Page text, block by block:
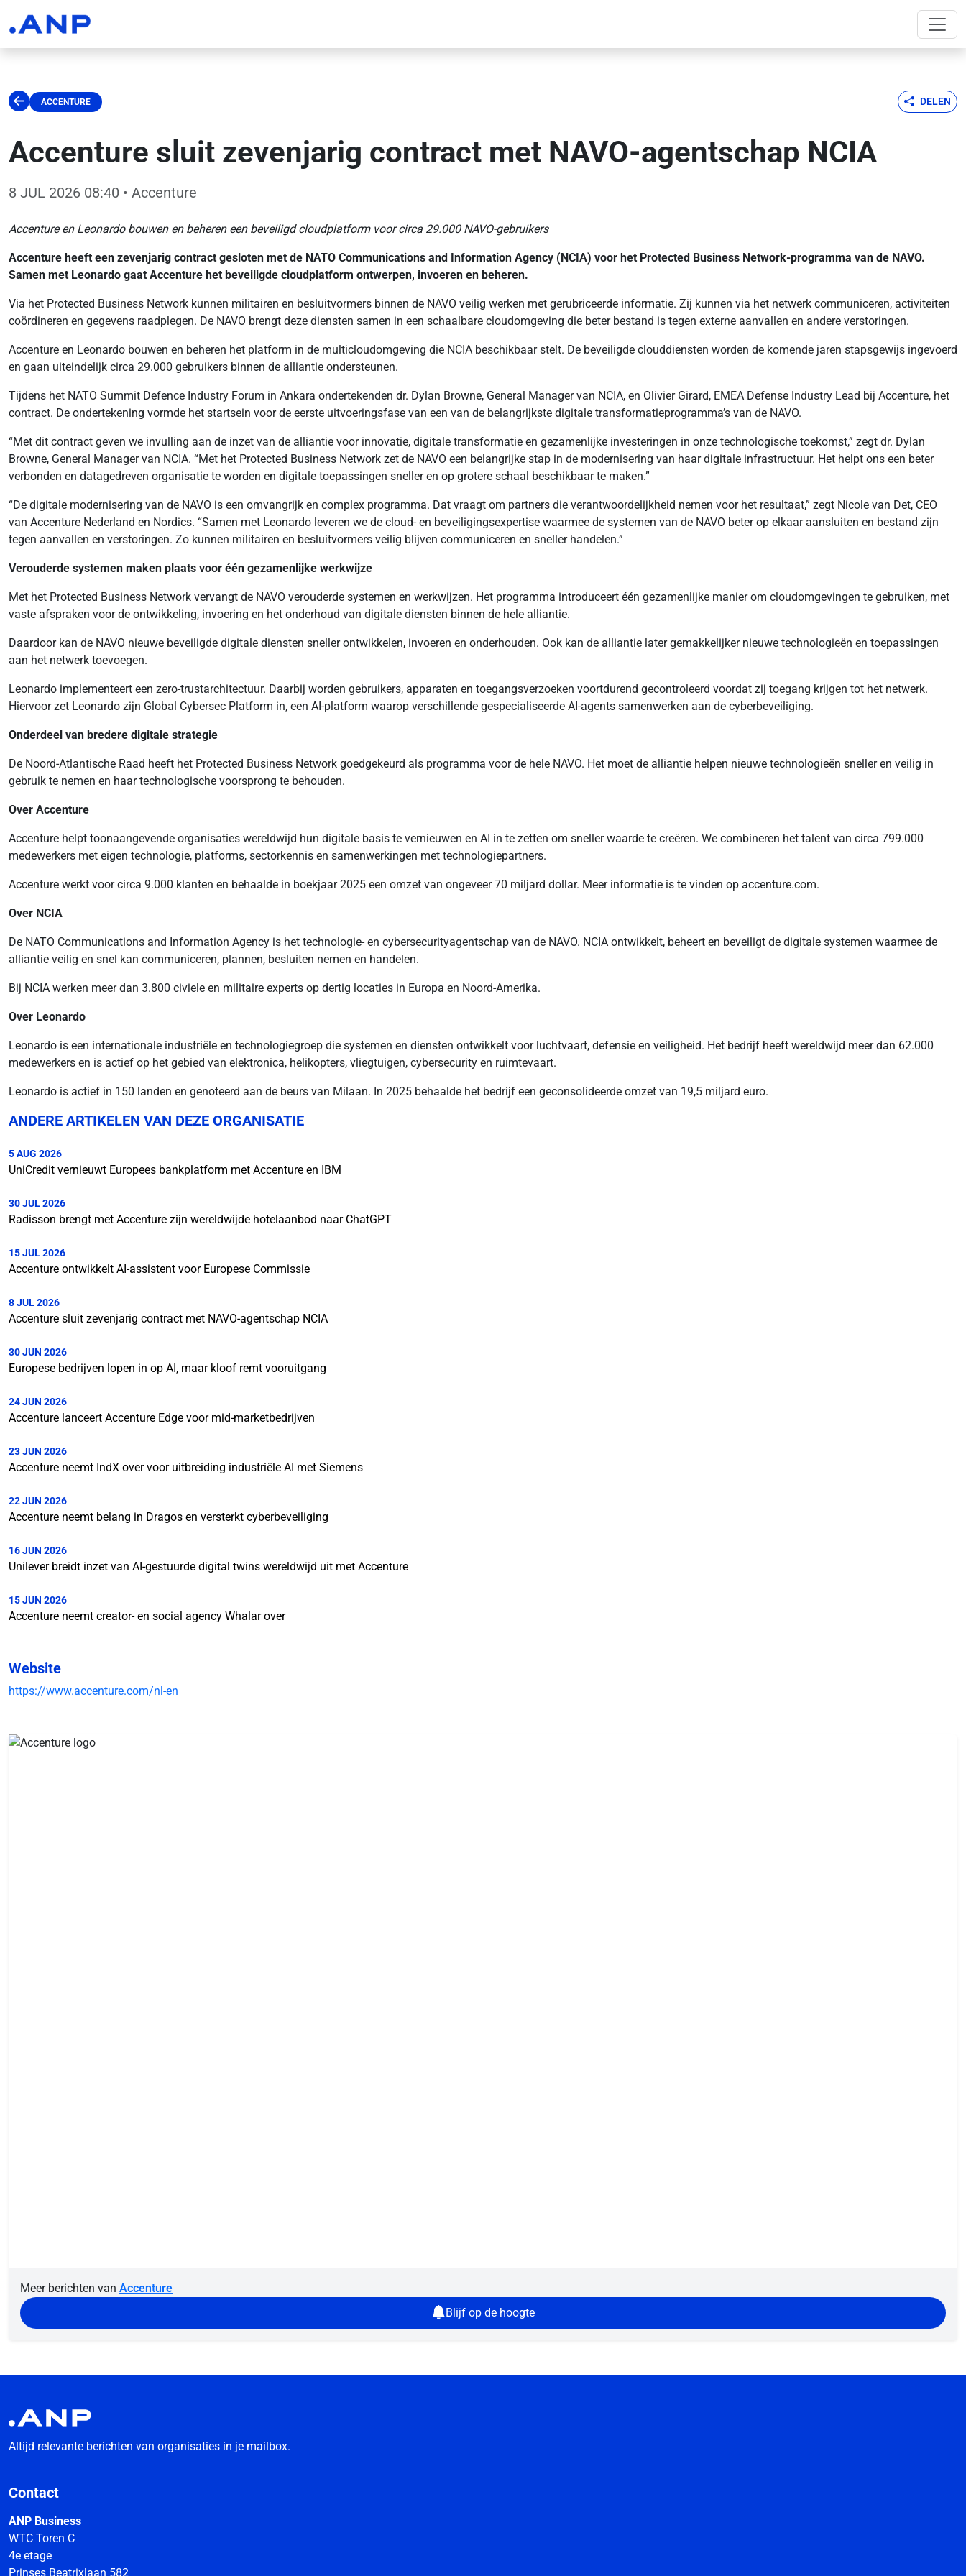
ACCENTURE DELEN
Accenture sluit zevenjarig contract met NAVO-agentschap NCIA
8 JUL 2026 08:40 • Accenture
Accenture en Leonardo bouwen en beheren een beveiligd cloudplatform voor circa 29.000 NAVO-gebruikers
Accenture heeft een zevenjarig contract gesloten met de NATO Communications and Information Agency (NCIA) voor het Protected Business Network-programma van de NAVO.
Samen met Leonardo gaat Accenture het beveiligde cloudplatform ontwerpen, invoeren en beheren.
Via het Protected Business Network kunnen militairen en besluitvormers binnen de NAVO veilig werken met gerubriceerde informatie. Zij kunnen via het netwerk communiceren, activiteiten
coördineren en gegevens raadplegen. De NAVO brengt deze diensten samen in een schaalbare cloudomgeving die beter bestand is tegen externe aanvallen en andere verstoringen.
Accenture en Leonardo bouwen en beheren het platform in de multicloudomgeving die NCIA beschikbaar stelt. De beveiligde clouddiensten worden de komende jaren stapsgewijs ingevoerd
en gaan uiteindelijk circa 29.000 gebruikers binnen de alliantie ondersteunen.
Tijdens het NATO Summit Defence Industry Forum in Ankara ondertekenden dr. Dylan Browne, General Manager van NCIA, en Olivier Girard, EMEA Defense Industry Lead bij Accenture, het
contract. De ondertekening vormde het startsein voor de eerste uitvoeringsfase van een van de belangrijkste digitale transformatieprogramma’s van de NAVO.
“Met dit contract geven we invulling aan de inzet van de alliantie voor innovatie, digitale transformatie en gezamenlijke investeringen in onze technologische toekomst,” zegt dr. Dylan
Browne, General Manager van NCIA. “Met het Protected Business Network zet de NAVO een belangrijke stap in de modernisering van haar digitale infrastructuur. Het helpt ons een beter
verbonden en datagedreven organisatie te worden en digitale toepassingen sneller en op grotere schaal beschikbaar te maken.”
“De digitale modernisering van de NAVO is een omvangrijk en complex programma. Dat vraagt om partners die verantwoordelijkheid nemen voor het resultaat,” zegt Nicole van Det, CEO
van Accenture Nederland en Nordics. “Samen met Leonardo leveren we de cloud- en beveiligingsexpertise waarmee de systemen van de NAVO beter op elkaar aansluiten en bestand zijn
tegen aanvallen en verstoringen. Zo kunnen militairen en besluitvormers veilig blijven communiceren en sneller handelen.”
Verouderde systemen maken plaats voor één gezamenlijke werkwijze
Met het Protected Business Network vervangt de NAVO verouderde systemen en werkwijzen. Het programma introduceert één gezamenlijke manier om cloudomgevingen te gebruiken, met
vaste afspraken voor de ontwikkeling, invoering en het onderhoud van digitale diensten binnen de hele alliantie.
Daardoor kan de NAVO nieuwe beveiligde digitale diensten sneller ontwikkelen, invoeren en onderhouden. Ook kan de alliantie later gemakkelijker nieuwe technologieën en toepassingen
aan het netwerk toevoegen.
Leonardo implementeert een zero-trustarchitectuur. Daarbij worden gebruikers, apparaten en toegangsverzoeken voortdurend gecontroleerd voordat zij toegang krijgen tot het netwerk.
Hiervoor zet Leonardo zijn Global Cybersec Platform in, een AI-platform waarop verschillende gespecialiseerde AI-agents samenwerken aan de cyberbeveiliging.
Onderdeel van bredere digitale strategie
De Noord-Atlantische Raad heeft het Protected Business Network goedgekeurd als programma voor de hele NAVO. Het moet de alliantie helpen nieuwe technologieën sneller en veilig in
gebruik te nemen en haar technologische voorsprong te behouden.
Over Accenture
Accenture helpt toonaangevende organisaties wereldwijd hun digitale basis te vernieuwen en AI in te zetten om sneller waarde te creëren. We combineren het talent van circa 799.000
medewerkers met eigen technologie, platforms, sectorkennis en samenwerkingen met technologiepartners.
Accenture werkt voor circa 9.000 klanten en behaalde in boekjaar 2025 een omzet van ongeveer 70 miljard dollar. Meer informatie is te vinden op accenture.com.
Over NCIA
De NATO Communications and Information Agency is het technologie- en cybersecurityagentschap van de NAVO. NCIA ontwikkelt, beheert en beveiligt de digitale systemen waarmee de
alliantie veilig en snel kan communiceren, plannen, besluiten nemen en handelen.
Bij NCIA werken meer dan 3.800 civiele en militaire experts op dertig locaties in Europa en Noord-Amerika.
Over Leonardo
Leonardo is een internationale industriële en technologiegroep die systemen en diensten ontwikkelt voor luchtvaart, defensie en veiligheid. Het bedrijf heeft wereldwijd meer dan 62.000
medewerkers en is actief op het gebied van elektronica, helikopters, vliegtuigen, cybersecurity en ruimtevaart.
Leonardo is actief in 150 landen en genoteerd aan de beurs van Milaan. In 2025 behaalde het bedrijf een geconsolideerde omzet van 19,5 miljard euro.
ANDERE ARTIKELEN VAN DEZE ORGANISATIE
5 AUG 2026
UniCredit vernieuwt Europees bankplatform met Accenture en IBM
30 JUL 2026
Radisson brengt met Accenture zijn wereldwijde hotelaanbod naar ChatGPT
15 JUL 2026
Accenture ontwikkelt AI-assistent voor Europese Commissie
8 JUL 2026
Accenture sluit zevenjarig contract met NAVO-agentschap NCIA
30 JUN 2026
Europese bedrijven lopen in op AI, maar kloof remt vooruitgang
24 JUN 2026
Accenture lanceert Accenture Edge voor mid-marketbedrijven
23 JUN 2026
Accenture neemt IndX over voor uitbreiding industriële AI met Siemens
22 JUN 2026
Accenture neemt belang in Dragos en versterkt cyberbeveiliging
16 JUN 2026
Unilever breidt inzet van AI-gestuurde digital twins wereldwijd uit met Accenture
15 JUN 2026
Accenture neemt creator- en social agency Whalar over
Website
https://www.accenture.com/nl-en
Meer berichten van Accenture
Blijf op de hoogte
Altijd relevante berichten van organisaties in je mailbox.
Contact
ANP Business
WTC Toren C
4e etage
Prinses Beatrixlaan 582